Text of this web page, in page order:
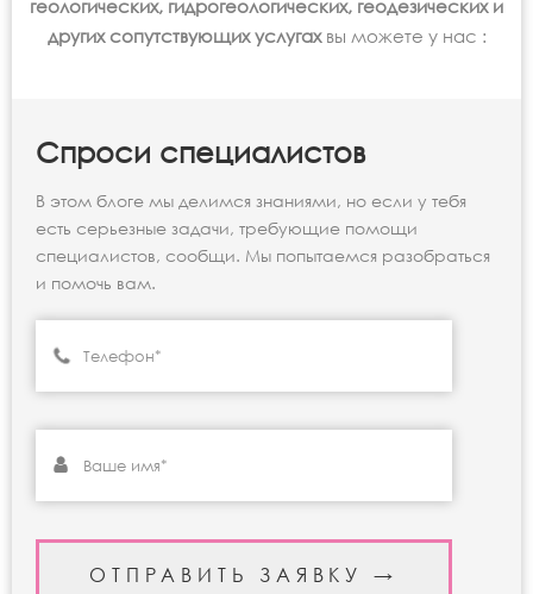
геологических, гидрогеологических, геодезических и
других сопутствующих услугах вы можете у нас :
Спроси специалистов
В этом блоге мы делимся знаниями, но если у тебя
есть серьезные задачи, требующие помощи
специалистов, сообщи. Мы попытаемся разобраться
и помочь вам.